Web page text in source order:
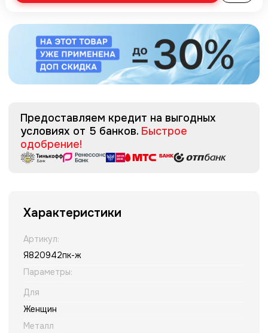
Предоставляем кредит на выгодных
условиях от 5 банков. Быстрое
одобрение!
Характеристики
Артикул:
Я820942пк-ж
Параметры:
Для
Женщин
Металл